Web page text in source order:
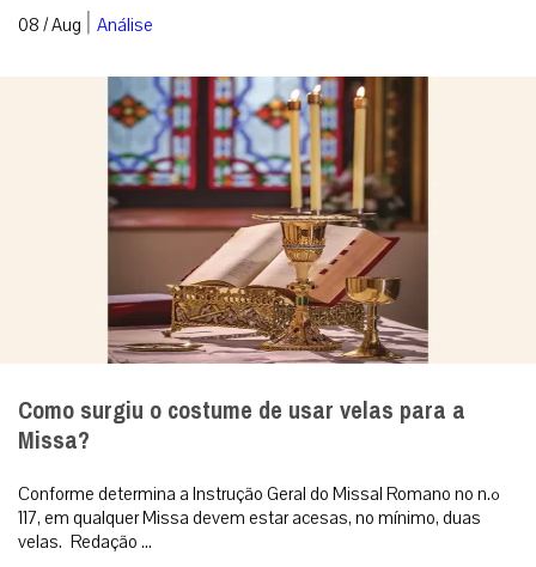
08 / Aug | Análise
Como surgiu o costume de usar velas para a
Missa?
Conforme determina a Instrução Geral do Missal Romano no n.º
117, em qualquer Missa devem estar acesas, no mínimo, duas
velas. Redação ...